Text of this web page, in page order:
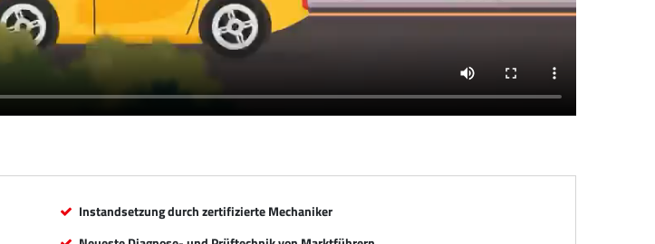
Instandsetzung durch zertifizierte Mechaniker